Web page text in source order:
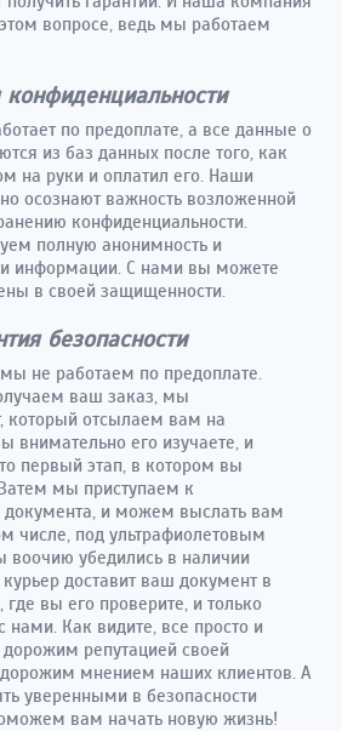
вопросе, ведь мы работаем
конфиденциальности
по предоплате, а все данные о
из баз данных после того, как
на руки и оплатил его. Наши
осознают важность возложенной
конфиденциальности.
полную анонимность и
информации. С нами вы можете
в своей защищенности.
безопасности
не работаем по предоплате.
ваш заказ, мы
который отсылаем вам на
внимательно его изучаете, и
первый этап, в котором вы
мы приступаем к
документа, и можем выслать вам
числе, под ультрафиолетовым
воочию убедились в наличии
доставит ваш документ в
вы его проверите, и только
нами. Как видите, все просто и
репутацией своей
мнением наших клиентов. А
уверенными в безопасности
вам начать новую жизнь!